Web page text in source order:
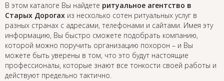
В этом каталоге Вы найдете ритуальное агентство в
Старых Дорогах из несколько сотен ритуальных услуг в
разных странах с адресами, телефонами и сайтами. Имея эту
информацию, Вы быстро сможете подобрать компанию,
которой можно поручить организацию похорон – и Вы
можете быть уверены в том, что это будут настоящие
профессионалы, которые знают все тонкости своей работы и
действуют предельно тактично.